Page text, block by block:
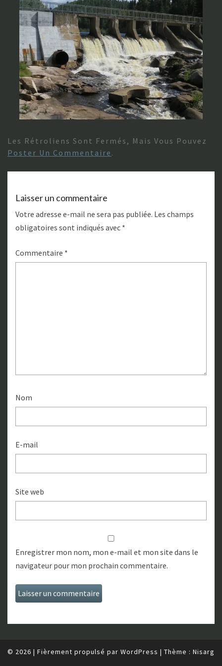
Les Rétroliens Sont Fermés, Mais Vous Pouvez
Poster Un Commentaire .
Laisser un commentaire
Votre adresse e-mail ne sera pas publiée. Les champs
obligatoires sont indiqués avec *
Commentaire *
Nom
E-mail
Site web
Enregistrer mon nom, mon e-mail et mon site dans le
navigateur pour mon prochain commentaire.
© 2026 | Fièrement propulsé par WordPress | Thème : Nisarg